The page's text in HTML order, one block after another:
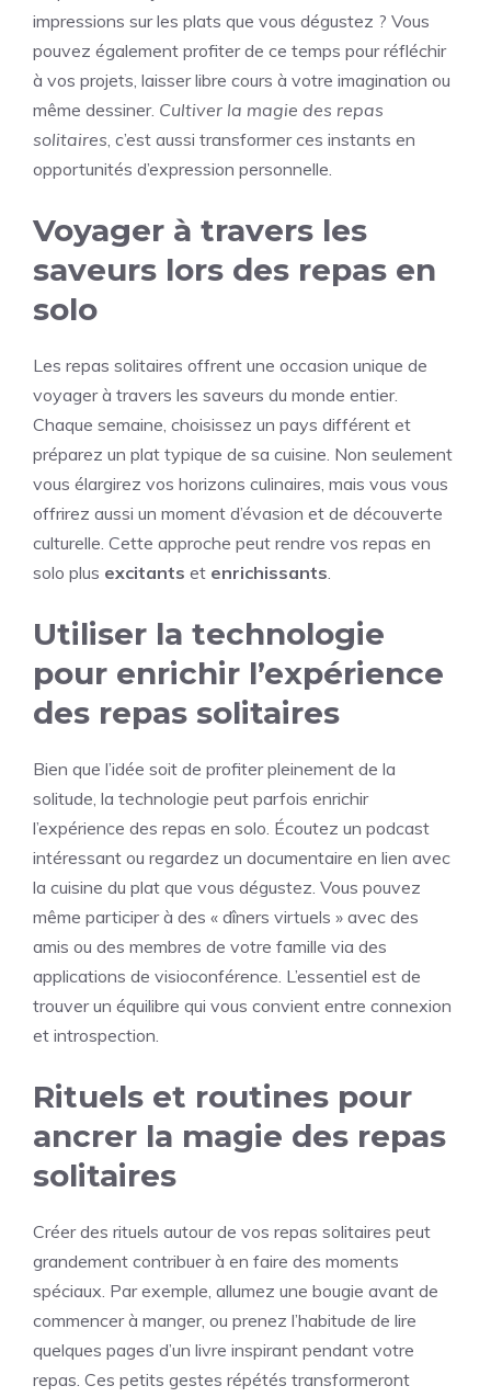
impressions sur les plats que vous dégustez ? Vous
pouvez également profiter de ce temps pour réfléchir
à vos projets, laisser libre cours à votre imagination ou
même dessiner. Cultiver la magie des repas
solitaires, c’est aussi transformer ces instants en
opportunités d’expression personnelle.
Voyager à travers les
saveurs lors des repas en
solo
Les repas solitaires offrent une occasion unique de
voyager à travers les saveurs du monde entier.
Chaque semaine, choisissez un pays différent et
préparez un plat typique de sa cuisine. Non seulement
vous élargirez vos horizons culinaires, mais vous vous
offrirez aussi un moment d’évasion et de découverte
culturelle. Cette approche peut rendre vos repas en
solo plus excitants et enrichissants.
Utiliser la technologie
pour enrichir l’expérience
des repas solitaires
Bien que l’idée soit de profiter pleinement de la
solitude, la technologie peut parfois enrichir
l’expérience des repas en solo. Écoutez un podcast
intéressant ou regardez un documentaire en lien avec
la cuisine du plat que vous dégustez. Vous pouvez
même participer à des « dîners virtuels » avec des
amis ou des membres de votre famille via des
applications de visioconférence. L’essentiel est de
trouver un équilibre qui vous convient entre connexion
et introspection.
Rituels et routines pour
ancrer la magie des repas
solitaires
Créer des rituels autour de vos repas solitaires peut
grandement contribuer à en faire des moments
spéciaux. Par exemple, allumez une bougie avant de
commencer à manger, ou prenez l’habitude de lire
quelques pages d’un livre inspirant pendant votre
repas. Ces petits gestes répétés transformeront